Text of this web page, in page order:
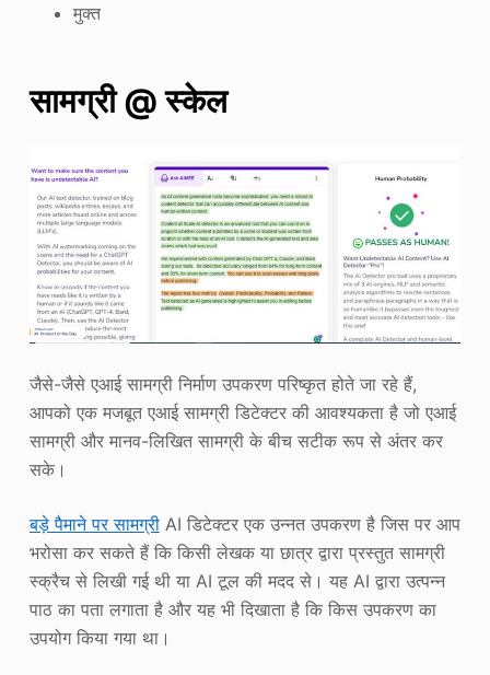
मुक्त
सामग्री @ स्केल
जैसे-जैसे एआई सामग्री निर्माण उपकरण परिष्कृत होते जा रहे हैं,
आपको एक मजबूत एआई सामग्री डिटेक्टर की आवश्यकता है जो एआई
सामग्री और मानव-लिखित सामग्री के बीच सटीक रूप से अंतर कर
सके।
बड़े पैमाने पर सामग्रीAI डिटेक्टर एक उन्नत उपकरण है जिस पर आप
भरोसा कर सकते हैं कि किसी लेखक या छात्र द्वारा प्रस्तुत सामग्री
स्क्रैच से लिखी गई थी या AI टूल की मदद से। यह AI द्वारा उत्पन्न
पाठ का पता लगाता है और यह भी दिखाता है कि किस उपकरण का
उपयोग किया गया था।